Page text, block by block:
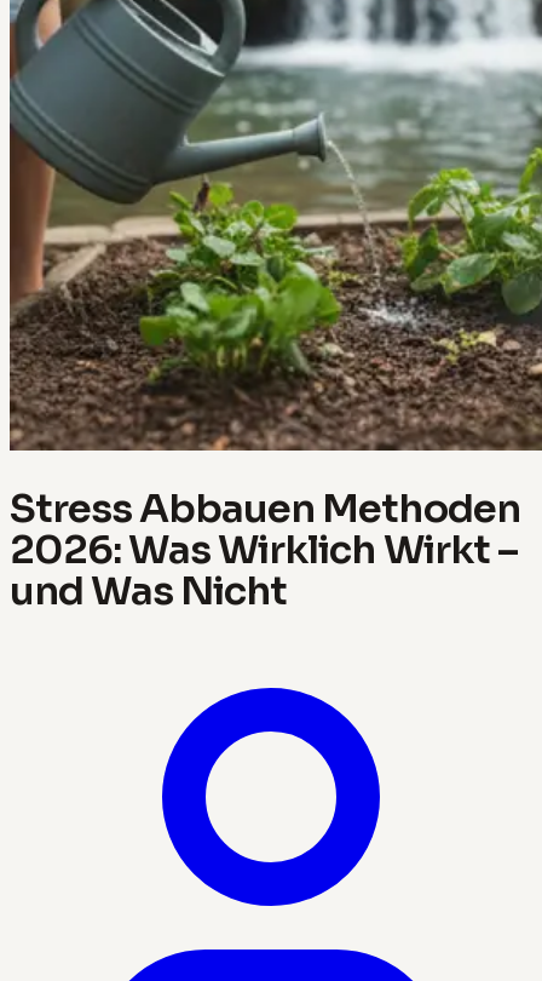
Stress Abbauen Methoden
2026: Was Wirklich Wirkt –
und Was Nicht